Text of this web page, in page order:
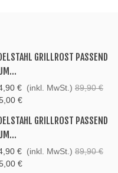
GRILLROST PASSEND
€ (inkl. MwSt.) 89,90 €
€
GRILLROST PASSEND
€ (inkl. MwSt.) 89,90 €
€